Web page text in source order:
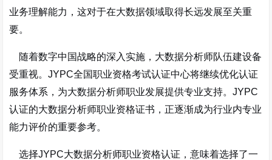
业务理解能力，这对于在大数据领域取得长远发展至关重
要。
随着数字中国战略的深入实施，大数据分析师队伍建设备
受重视。JYPC全国职业资格考试认证中心将继续优化认证
服务体系，为大数据分析师职业发展提供专业支持。JYPC
认证的大数据分析师职业资格证书，正逐渐成为行业内专业
能力评价的重要参考。
选择JYPC大数据分析师职业资格认证，意味着选择了一